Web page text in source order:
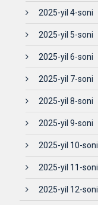
2025-yil 4-soni
2025-yil 5-soni
2025-yil 6-soni
2025-yil 7-soni
2025-yil 8-soni
2025-yil 9-soni
2025-yil 10-soni
2025-yil 11-soni
2025-yil 12-soni